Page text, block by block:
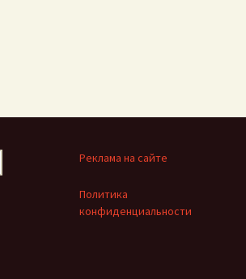
Реклама на сайте
Политика
конфиденциальности